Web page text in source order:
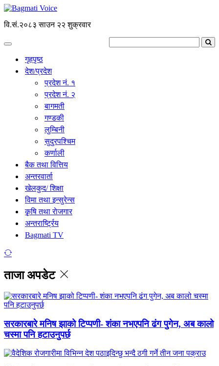
वि.सं.२०८३ साउन २२ शुक्रवार
गृहपृष्ठ
देश/प्रदेश
प्रदेश नं. १
प्रदेश नं. २
बागमती
गण्डकी
लुम्बिनी
सुदुरपश्चिम
कर्णाली
बैक तथा वित्तिय
अन्तरवार्ता
खेलकुद/ शिक्षा
विमा तथा इन्सुरेन्स
कृृषि तथा राेजगार
अन्तरार्ष्ट्रिय
Bagmati TV
ताजा अपडेट
सरकारबारे मनिष झाको टिप्पणी- शंका नभएपनि ढंग पुगेन, अब कालो
चस्मा पनि हटाउनुपर्छ